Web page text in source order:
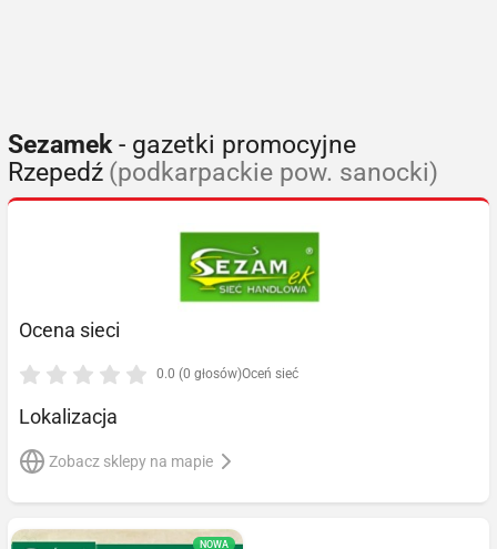
Sezamek- gazetki promocyjne
Rzepedź (podkarpackie pow. sanocki)
Ocena sieci
0.0 (0 głosów)Oceń sieć
Lokalizacja
Zobacz sklepy na mapie
NOWA